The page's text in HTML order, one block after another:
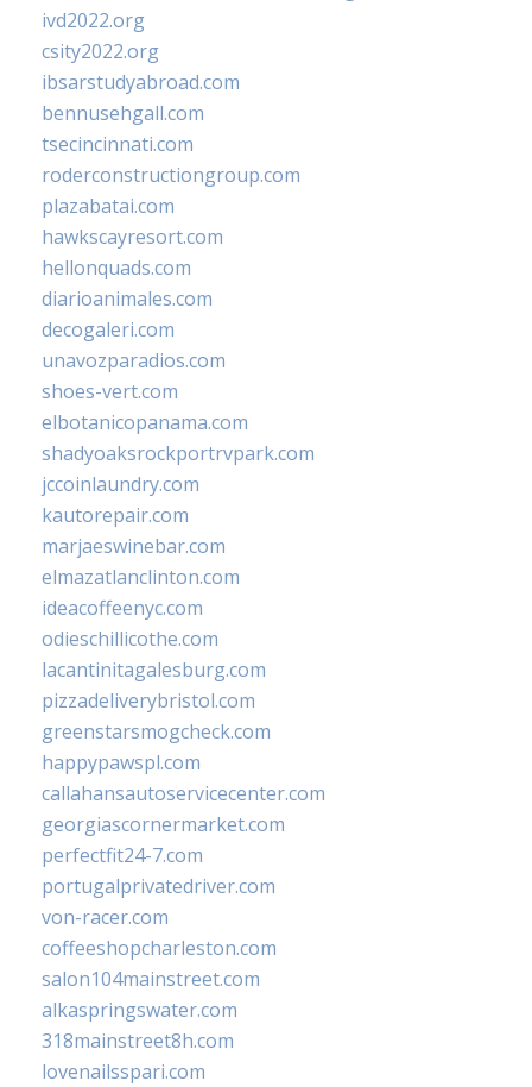
ivd2022.org
csity2022.org
ibsarstudyabroad.com
bennusehgall.com
tsecincinnati.com
roderconstructiongroup.com
plazabatai.com
hawkscayresort.com
hellonquads.com
diarioanimales.com
decogaleri.com
unavozparadios.com
shoes-vert.com
elbotanicopanama.com
shadyoaksrockportrvpark.com
jccoinlaundry.com
kautorepair.com
marjaeswinebar.com
elmazatlanclinton.com
ideacoffeenyc.com
odieschillicothe.com
lacantinitagalesburg.com
pizzadeliverybristol.com
greenstarsmogcheck.com
happypawspl.com
callahansautoservicecenter.com
georgiascornermarket.com
perfectfit24-7.com
portugalprivatedriver.com
von-racer.com
coffeeshopcharleston.com
salon104mainstreet.com
alkaspringswater.com
318mainstreet8h.com
lovenailsspari.com